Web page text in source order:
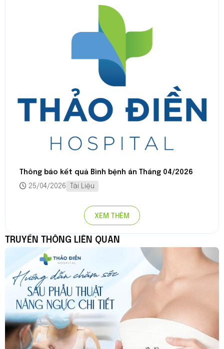
Thông báo kết quả Bình bệnh án Tháng 04/2026
25/04/2026
Tài Liệu
XEM THÊM
TRUYỀN THÔNG LIÊN QUAN